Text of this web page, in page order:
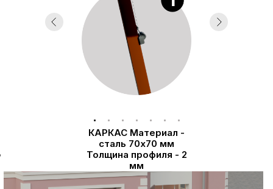
КАРКАС Материал -
сталь 70х70 мм
Толщина профиля - 2
мм